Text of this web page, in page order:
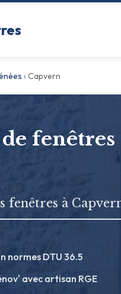
›Capvern
fenêtres
fenêtres à
normes DTU 36.5
avec artisan RGE